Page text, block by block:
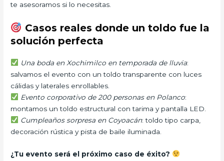
te asesoramos si lo necesitas.
Casos reales donde un toldo fue la
solución perfecta
Una boda en Xochimilco en temporada de lluvia:
salvamos el evento con un toldo transparente con luces
cálidas y laterales enrollables.
Evento corporativo de 200 personas en Polanco:
montamos un toldo estructural con tarima y pantalla LED.
Cumpleaños sorpresa en Coyoacán: toldo tipo carpa,
decoración rústica y pista de baile iluminada.
¿Tu evento será el próximo caso de éxito?